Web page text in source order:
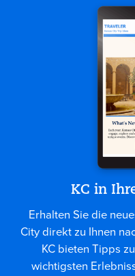
KC in
Erhalten Sie die
City direkt zu Ihnen
KC bieten Tipps
wichtigsten